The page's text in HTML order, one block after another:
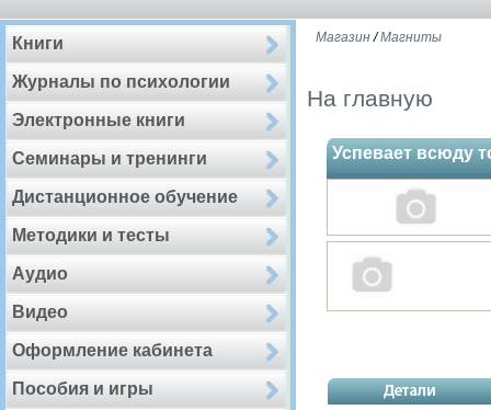
Книги
Журналы по психологии
Электронные книги
Семинары и тренинги
Дистанционное обучение
Методики и тесты
Аудио
Видео
Оформление кабинета
Пособия и игры
Магазин/Магниты
На главную
Успевает всюду